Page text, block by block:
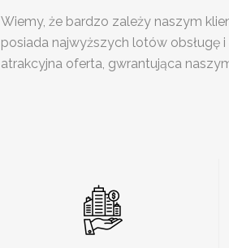
Wiemy, że bardzo zależy naszym
posiada najwyższych lotów obsługę
atrakcyjna oferta, gwrantująca
SKUP
NIERUCHOMOŚCI
CAŁA POLSKA